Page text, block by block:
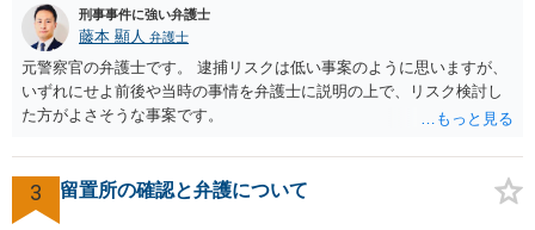
送は暴力団関係者でもないとまずないと思います。 ただどうしても心
配というなら、弁護士に依頼して自首するという方法はあるかも知れ
ません。反省していることが捜査機関や家裁に伝わりますので。
刑事事件に強い弁護士
藤本 顯人 弁護士
元警察官の弁護士です。 逮捕リスクは低い事案のように思いますが、
いずれにせよ前後や当時の事情を弁護士に説明の上で、リスク検討し
た方がよさそうな事案です。
3 留置所の確認と弁護について